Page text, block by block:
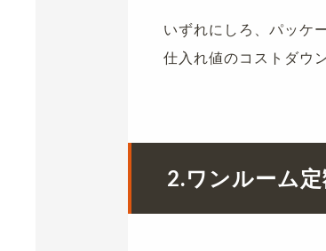
いずれにしろ、パッケ
仕入れ値のコストダウ
2.ワンルーム